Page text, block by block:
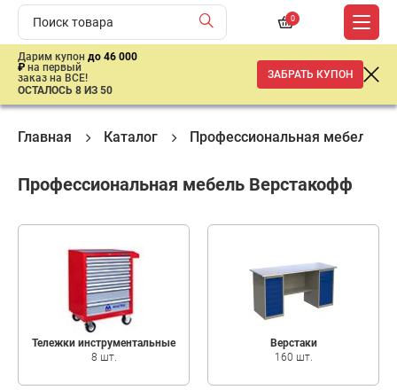
0
Дарим купон до 46 000
₽ на первый
заказ на ВСЕ!
ОСТАЛОСЬ 8 ИЗ 50
ЗАБРАТЬ КУПОН
Главная Каталог Профессиональная мебель
Профессиональная мебель Верстакофф
Тележки инструментальные
8 шт.
Верстаки
160 шт.